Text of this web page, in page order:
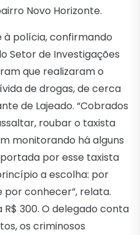
Novo Horizonte.
à polícia, confirmando
Setor de Investigações
que realizaram o
de drogas, de cerca
de Lajeado. “Cobrados
roubar o taxista
monitorando há alguns
por esse taxista
a escolha: por
por conhecer”, relata.
300. O delegado conta
os criminosos